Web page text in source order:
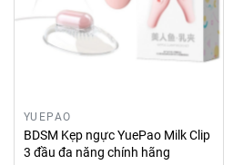
YUEPAO
BDSM Kẹp ngực YuePao Milk Clip
3 đầu đa năng chính hãng